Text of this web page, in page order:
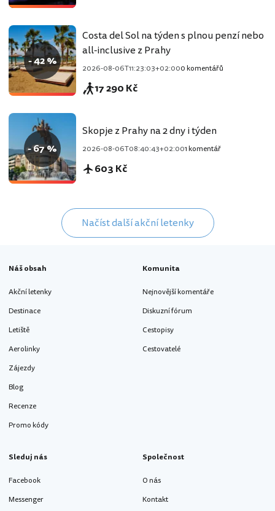
- 42 %
Costa del Sol na týden s plnou penzí nebo
all-inclusive z Prahy
2026-08-06T11:23:03+02:000 komentářů
17 290 Kč
- 67 %
Skopje z Prahy na 2 dny i týden
2026-08-06T08:40:43+02:001 komentář
603 Kč
Načíst další akční letenky
Náš obsah
Akční letenky
Destinace
Letiště
Aerolinky
Zájezdy
Blog
Recenze
Promo kódy
Komunita
Nejnovější komentáře
Diskuzní fórum
Cestopisy
Cestovatelé
Sleduj nás
Facebook
Messenger
Společnost
O nás
Kontakt